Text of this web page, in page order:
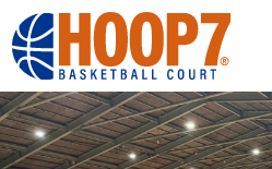
大阪・東大阪・堺のバスケコートレンタ
大阪・東大阪
レンタル｜
HOME
初めての方へ
東大阪店